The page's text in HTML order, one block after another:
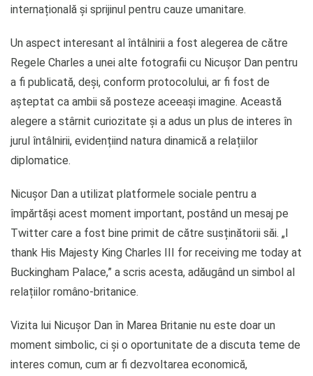
internațională și sprijinul pentru cauze umanitare.
Un aspect interesant al întâlnirii a fost alegerea de către
Regele Charles a unei alte fotografii cu Nicușor Dan pentru
a fi publicată, deși, conform protocolului, ar fi fost de
așteptat ca ambii să posteze aceeași imagine. Această
alegere a stârnit curiozitate și a adus un plus de interes în
jurul întâlnirii, evidențiind natura dinamică a relațiilor
diplomatice.
Nicușor Dan a utilizat platformele sociale pentru a
împărtăși acest moment important, postând un mesaj pe
Twitter care a fost bine primit de către susținătorii săi. „I
thank His Majesty King Charles III for receiving me today at
Buckingham Palace,” a scris acesta, adăugând un simbol al
relațiilor româno-britanice.
Vizita lui Nicușor Dan în Marea Britanie nu este doar un
moment simbolic, ci și o oportunitate de a discuta teme de
interes comun, cum ar fi dezvoltarea economică,